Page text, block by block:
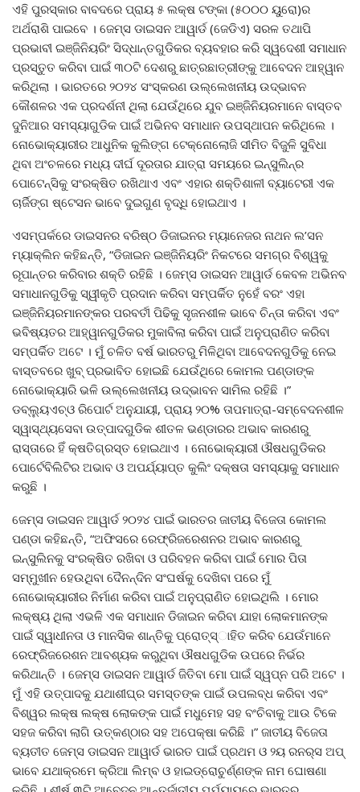
ଏହି ପୁରସ୍କାର ବାବଦରେ ପ୍ରାୟ ୫ ଲକ୍ଷ ଟଙ୍କା (୫୦୦୦ ୟୁରୋ)ର
ଅର୍ଥରାଶି ପାଇବେ । ଜେମ୍‌ସ ଡାଇସନ ଆୱାର୍ଡ (ଜେଡିଏ) ସରଳ ତଥାପି
ପ୍ରଭାବୀ ଇଞ୍ଜିନିୟରିଂ ସିଦ୍ଧାନ୍ତଗୁଡିକର ବ୍ୟବହାର କରି ସ୍ୱଦେଶୀ ସମାଧାନ
ପ୍ରସ୍ତୁତ କରିବା ପାଇଁ ୩୦ଟି ଦେଶରୁ ଛାତ୍ରଛାତ୍ରୀଙ୍କୁ ଆବେଦନ ଆହ୍ୱାନ
କରିଥିଲା । ଭାରତରେ ୨୦୨୪ ସଂସ୍କରଣ ଉଲ୍ଲେଖନୀୟ ଉଦ୍ଭାବନ
କୌଶଳର ଏକ ପ୍ରଦର୍ଶନୀ ଥିଲା ଯେଉଁଥିରେ ଯୁବ ଇଞ୍ଜିନିୟରମାନେ ବାସ୍ତବ
ଦୁନିଆର ସମସ୍ୟାଗୁଡିକ ପାଇଁ ଅଭିନବ ସମାଧାନ ଉପସ୍ଥାପନ କରିଥିଲେ ।
ନୋଭୋକ୍ୟାରୀର ଆଧୁନିକ କୁଲିଙ୍ଗ ଟେକ୍ନୋଲୋଜି ସୀମିତ ବିଜୁଳି ସୁବିଧା
ଥିବା ଅଂଚଳରେ ମଧ୍ୟ ଦୀର୍ଘ ଦୂରତାର ଯାତ୍ରା ସମୟରେ ଇନ୍ସୁଲିନ୍‌ର
ପୋଟେନ୍ସିକୁ ସଂରକ୍ଷିତ ରଖିଥାଏ ଏବଂ ଏହାର ଶକ୍ତିଶାଳୀ ବ୍ୟାଟେରୀ ଏକ
ଚାର୍ଜିଙ୍ଗ ଷ୍ଟେସନ ଭାବେ ଦୁଇଗୁଣ ବୃଦ୍ଧି ହୋଇଥାଏ ।
ଏସମ୍ପର୍କରେ ଡାଇସନର ବରିଷ୍ଠ ଡିଜାଇନର ମ୍ୟାନେଜର ନାଥନ ଲ’ସନ
ମ୍ୟାକ୍‌ଲିନ କହିଛନ୍ତି, “ଡିଜାଇନ ଇଞ୍ଜିନିୟରିଂ ନିକଟରେ ସମଗ୍ର ବିଶ୍ୱକୁ
ରୂପାନ୍ତର କରିବାର ଶକ୍ତି ରହିଛି । ଜେମ୍‌ସ ଡାଇସନ ଆୱାର୍ଡ କେବଳ ଅଭିନବ
ସମାଧାନଗୁଡିକୁ ସ୍ୱୀକୃତି ପ୍ରଦାନ କରିବା ସମ୍ପର୍କିତ ନୁହେଁ ବରଂ ଏହା
ଇଞ୍ଜିନିୟରମାନଙ୍କର ପରବର୍ତୀ ପିଢିକୁ ସୃଜନଶୀଳ ଭାବେ ଚିନ୍ତା କରିବା ଏବଂ
ଭବିଷ୍ୟତର ଆହ୍ୱାନଗୁଡିକର ମୁକାବିଲା କରିବା ପାଇଁ ଅନୁପ୍ରାଣିତ କରିବା
ସମ୍ପର୍କିତ ଅଟେ । ମୁଁ ଚଳିତ ବର୍ଷ ଭାରତରୁ ମିଳିଥିବା ଆବେଦନଗୁଡିକୁ ନେଇ
ବାସ୍ତବରେ ଖୁବ୍ ପ୍ରଭାବିତ ହୋଇଛି ଯେଉଁଥିରେ କୋମଲ ପଣ୍ଡାଙ୍କ
ନୋଭୋକ୍ୟାରି ଭଳି ଉଲ୍ଲେଖନୀୟ ଉଦ୍ଭାବନ ସାମିଲ ରହିଛି ।”
ଡବ୍ଲ୍ୟୁଏଚ୍‌ଓ ରିପୋର୍ଟ ଅନୁଯାୟୀ, ପ୍ରାୟ ୨୦% ତାପମାତ୍ରା-ସମ୍ବେଦନଶୀଳ
ସ୍ୱାସ୍ଥ୍ୟସେବା ଉତ୍ପାଦଗୁଡିକ ଶୀତଳ ଭଣ୍ଡାରର ଅଭାବ କାରଣରୁ
ରାସ୍ତାରେ ହିଁ କ୍ଷତିଗ୍ରସ୍ତ ହୋଇଥାଏ । ନୋଭୋକ୍ୟାରୀ ଔଷଧଗୁଡିକର
ପୋର୍ଟେବିଲିଟିର ଅଭାବ ଓ ଅପର୍ଯ୍ୟାପ୍ତ କୁଲିଂ ଦକ୍ଷତା ସମସ୍ୟାକୁ ସମାଧାନ
କରୁଛି ।
ଜେମ୍‌ସ ଡାଇସନ ଆୱାର୍ଡ ୨୦୨୪ ପାଇଁ ଭାରତର ଜାତୀୟ ବିଜେତା କୋମଲ
ପଣ୍ଡା କହିଛନ୍ତି, “ଅଫିସରେ ରେଫ୍ରିଜରେଶନର ଅଭାବ କାରଣରୁ
ଇନ୍‌ସୁଲିନକୁ ସଂରକ୍ଷିତ ରଖିବା ଓ ପରିବହନ କରିବା ପାଇଁ ମୋର ପିତା
ସମ୍ମୁଖୀନ ହେଉଥିବା ଦୈନନ୍ଦିନ ସଂଘର୍ଷକୁ ଦେଖିବା ପରେ ମୁଁ
ନୋଭୋକ୍ୟାରୀର ନିର୍ମାଣ କରିବା ପାଇଁ ଅନୁପ୍ରାଣିତ ହୋଇଥିଲି । ମୋର
ଲକ୍ଷ୍ୟ ଥିଲା ଏଭଳି ଏକ ସମାଧାନ ଡିଜାଇନ କରିବା ଯାହା ଲୋକମାନଙ୍କ
ପାଇଁ ସ୍ୱାଧୀନତା ଓ ମାନସିକ ଶାନ୍ତିକୁ ପ୍ରୋତ୍ସ୍‌ାହିତ କରିବ ଯେଉଁମାନେ
ରେଫ୍ରିଜରେଶନ ଆବଶ୍ୟକ କରୁଥିବା ଔଷଧଗୁଡିକ ଉପରେ ନିର୍ଭର
କରିଥାନ୍ତି । ଜେମ୍‌ସ ଡାଇସନ ଆୱାର୍ଡ ଜିତିବା ମୋ ପାଇଁ ସ୍ୱପ୍ନ ପରି ଅଟେ ।
ମୁଁ ଏହି ଉତ୍ପାଦକୁ ଯଥାଶୀଘ୍ର ସମସ୍ତଙ୍କ ପାଇଁ ଉପଲବ୍ଧ କରିବା ଏବଂ
ବିଶ୍ୱର ଲକ୍ଷ ଲକ୍ଷ ଲୋକଙ୍କ ପାଇଁ ମଧୁମେହ ସହ ବଂଚିବାକୁ ଆଉ ଟିକେ
ସହଜ କରିବା ଲାଗି ଉତ୍କଣ୍ଠାର ସହ ଅପେକ୍ଷା କରିଛି ।” ଜାତୀୟ ବିଜେତା
ବ୍ୟତୀତ ଜେମ୍‌ସ ଡାଇସନ ଆୱାର୍ଡ ଭାରତ ପାଇଁ ପ୍ରଥମ ଓ ୨ୟ ରନର୍‌ସ ଅପ୍
ଭାବେ ଯଥାକ୍ରମେ କ୍ରିଆ ଲିମ୍ବ ଓ ହାଇଡ୍ରୋଚୁର୍ଣ୍ଣଙ୍କ ନାମ ଘୋଷଣା